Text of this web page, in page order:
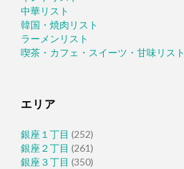
中華リスト
韓国・焼肉リスト
ラーメンリスト
喫茶・カフェ・スイーツ・甘味リスト
エリア
銀座１丁目 (252)
銀座２丁目 (261)
銀座３丁目 (350)